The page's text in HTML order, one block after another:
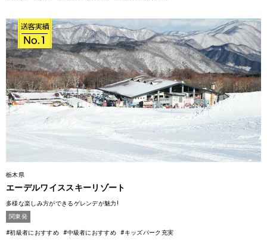
栃木県
エーデルワイススキーリゾート
多様な楽しみ方ができるゲレンデが魅力!
関東発
#初級者におすすめ #中級者におすすめ #キッズパーク充実